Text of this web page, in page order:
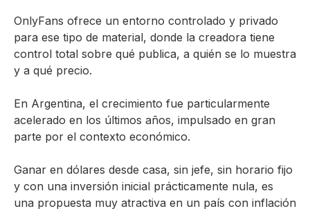
OnlyFans ofrece un entorno controlado y privado
para ese tipo de material, donde la creadora tiene
control total sobre qué publica, a quién se lo muestra
y a qué precio.
En Argentina, el crecimiento fue particularmente
acelerado en los últimos años, impulsado en gran
parte por el contexto económico.
Ganar en dólares desde casa, sin jefe, sin horario fijo
y con una inversión inicial prácticamente nula, es
una propuesta muy atractiva en un país con inflación